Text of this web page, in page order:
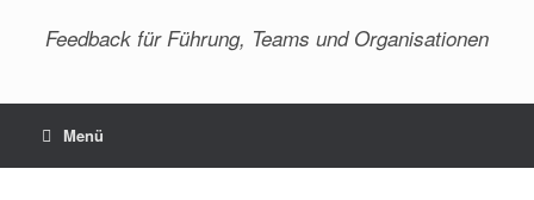
Feedback für Führung, Teams und Organisationen
Menü